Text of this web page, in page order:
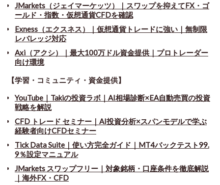
JMarkets（ジェイマーケッツ）｜スワップを抑えてFX・ゴ
ールド・指数・仮想通貨CFDを確認
Exness（エクスネス）｜仮想通貨トレードに強い｜無制限
レバレッジ対応
Axi（アクシ）｜最大100万ドル資金提供｜プロトレーダー
向け環境
【学習・コミュニティ・資金提供】
YouTube｜Takiの投資ラボ｜AI相場診断×EA自動売買の投資
戦略を解説
CFD トレード セミナー ｜ AI投資分析×スパンモデルで学ぶ
経験者向けCFDセミナー
Tick Data Suite ｜ 使い方完全ガイド｜MT4バックテスト99.
9％設定マニュアル
JMarkets スワップフリー ｜ 対象銘柄・口座条件を徹底解説
｜海外FX・CFD